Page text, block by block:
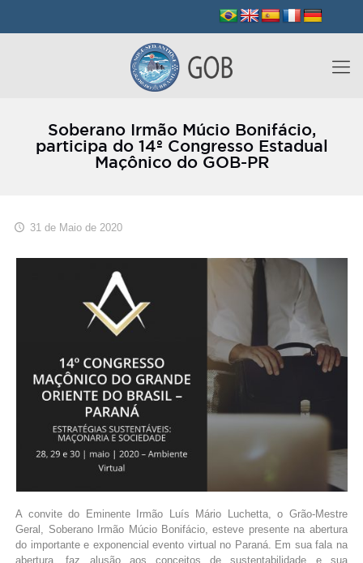
Soberano Irmão Múcio Bonifácio,
participa do 14º Congresso Estadual
Maçônico do GOB-PR
31 de Maio de 2020
A convite do Eminente Irmão Luís Mário Luchetta, o Grão-Mestre
Geral, Soberano Irmão Múcio Bonifácio, esteve presente na abertura
do importante e exponencial evento virtual no Paraná. Em sua fala na
abertura, faz alusão aos conceitos de sustentabilidade e sua